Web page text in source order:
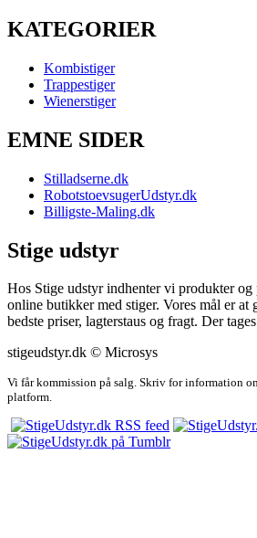
KATEGORIER
Kombistiger
Trappestiger
Wienerstiger
EMNE SIDER
Stilladserne.dk
RobotstoevsugerUdstyr.dk
Billigste-Maling.dk
Stige udstyr
Hos Stige udstyr indhenter vi produkter
online butikker med stiger. Vores mål er at
bedste priser, lagterstaus og fragt. Der
stigeudstyr.dk © Microsys
Vi får kommission på salg. Skriv for information
platform.